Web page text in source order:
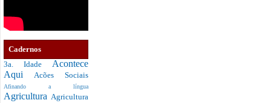
Cadernos
3a. Idade Acontece
Aqui Acões Sociais
Afinando a língua
Agricultura Agricultura